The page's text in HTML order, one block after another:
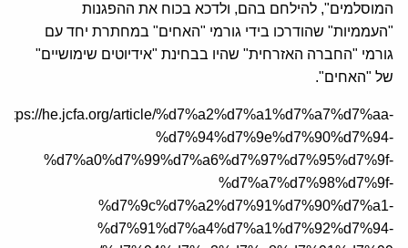
המוסלמים", להילחם בהם, ולדכא בכוח את ההפגנות
"העממיות" שהודרכו בידי גורמי "האחים" במחתרת יחד עם
גורמי "החברה האזרחית" שהיו בבחינת "אידיוטים שימושיים"
של "האחים".
https://he.jcfa.org/article/%d7%a2%d7%a1%d7%a7%d7%aa-
%d7%94%d7%9e%d7%90%d7%94-
%d7%a0%d7%99%d7%a6%d7%97%d7%95%d7%9f-
%d7%a7%d7%98%d7%9f-
%d7%9c%d7%a2%d7%91%d7%90%d7%a1-
%d7%91%d7%a4%d7%a1%d7%92%d7%94-